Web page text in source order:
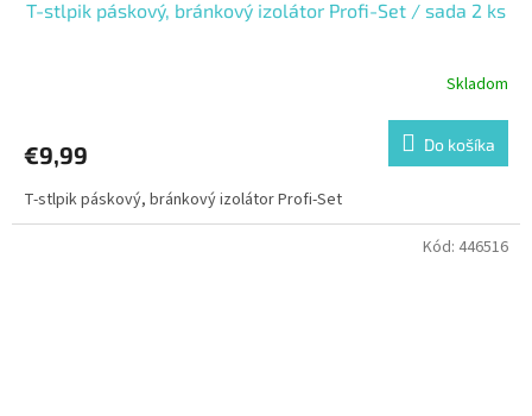
T-stlpik páskový, bránkový izolátor Profi-Set / sada 2 ks
Skladom
€9,99 Do košíka
T-stlpik páskový, bránkový izolátor Profi-Set
Kód: 446516